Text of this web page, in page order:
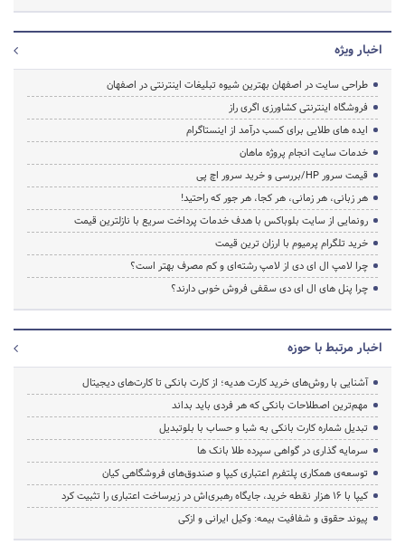
اخبار ویژه
طراحی سایت در اصفهان بهترین شیوه تبلیغات اینترنتی در اصفهان
فروشگاه اینترنتی کشاورزی اگری راز
ایده های طلایی برای کسب درآمد از اینستاگرام
خدمات سایت انجام پروژه ماهان
قیمت سرور HP/بررسی و خرید سرور اچ پی
هر زبانی، هر زمانی، هر کجا، هر جور که راحتید!
رونمایی از سایت بلوباکس با هدف خدمات پرداخت سریع با نازلترین قیمت
خرید تلگرام پرمیوم با ارزان ترین قیمت
چرا لامپ ال ای دی از لامپ رشته‌ای و کم مصرف بهتر است؟
چرا پنل های ال ای دی سقفی فروش خوبی دارند؟
اخبار مرتبط با حوزه
آشنایی با روش‌های خرید کارت هدیه؛ از کارت بانکی تا کارت‌های دیجیتال
مهم‌ترین اصطلاحات بانکی که هر فردی باید بداند
تبدیل شماره کارت بانکی به شبا و حساب با بلوتبدیل
سرمایه گذاری در گواهی سپرده طلا بانک ها
توسعه‌ی همکاری‌ پلتفرم اعتباری کیپا و صندوق‌های فروشگاهی کیان
کیپا با ۱۶ هزار نقطه خرید، جایگاه رهبری‌اش در زیرساخت اعتباری را تثبیت کرد
پیوند حقوق و شفافیت بیمه: وکیل ایرانی و ازکی